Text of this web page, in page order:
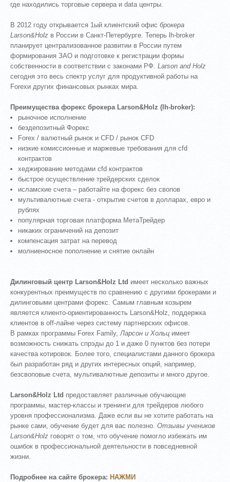
где находились торговые сервера и data центры.
В 2012 году открывается 1ый клиентский офисброкера
Larson&Holz в России в Санкт-Петербурге. Теперь lh-broker
планирует централизованное развитии в России путем
формирования ЗАО и подготовке к регистрации формы
собственности в соответствии с законами РФ.Larson and Holz
сегодня это весь спектр услуг для продуктивной работы на
Forexи других финансовых рынках мира.
Преимущества форекс брокера Larson&Holz (lh-broker):
рыночное исполнение
бездепозитный Форекс
Forex / валютный рынок и CFD / рынок CFD
низкие комиссионные и маржевые требования для cfd
контрактов
хеджирование методами cfd контрактов
быстрое осуществление трейдерских сделок
исламские счета – работайте на форекс без свопов
мультивалютные счета - открытие счетов в долларах, евро и
рублях
популярная торговая платформа МетаТрейдер
никаких ограничений на депозит
компенсация затрат на перевод
молниеносное пополнение и снятие онлайн
Дилинговый центр Larson&Holz Ltd имеет несколько важных
конкурентных преимуществ по сравнению с другими брокерами и
дилинговыми центрами форекс. Самым главным козырем
является клиенто-ориентированность Larson&Holz, поддержка
клиентов в off-лайне через систему партнерских офисов.
В рамках программы Forex Family,Ларсон и Хольц имеет
возможность снижать спрэды до 1 и даже 0 пунктов без потери
качества котировок. Более того, специалистами данного брокера
был разработан ряд и других интересных опций, например,
безсвоповые счета, мультивалютные депозиты и много другое.
Larson&Holz Ltd предоставляет различные обучающие
программы, мастер-классы и тренинги для трейдеров любого
уровня профессионализма. Даже если вы не хотите работать на
рынке сами, обучение будет для вас полезно.Отзывы учеников
Larson&Holz говорят о том, что обучение помогло избежать им
ошибок в профессиональной деятельности в повседневной
жизни.
Подробнее на сайте брокера: НАЖМИ